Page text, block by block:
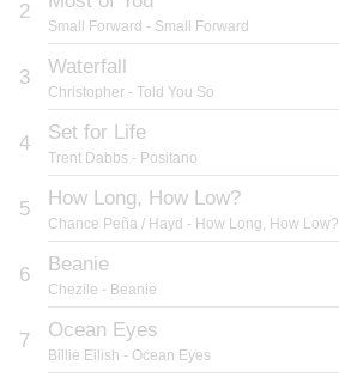
2
Small Forward - Small Forward
3 Waterfall
Christopher - Told You So
4 Set for Life
Trent Dabbs - Positano
5 How Long, How Low?
Chance Peña / Hayd - How Long, How Low?
6 Beanie
Chezile - Beanie
7 Ocean Eyes
Billie Eilish - Ocean Eyes